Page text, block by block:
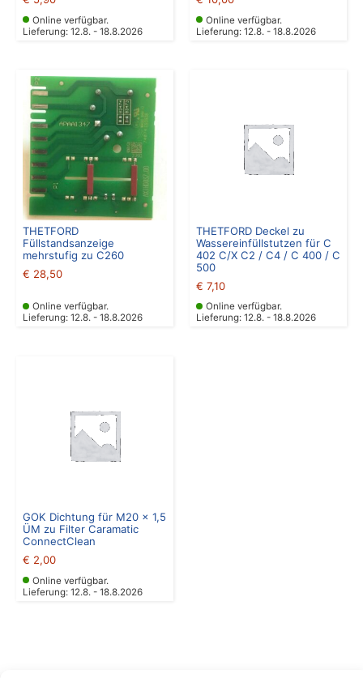
Online verfügbar.
Lieferung: 12.8. - 18.8.2026
Online verfügbar.
Lieferung: 12.8. - 18.8.2026
THETFORD
Füllstandsanzeige
mehrstufig zu C260
€ 28,50
Online verfügbar.
Lieferung: 12.8. - 18.8.2026
THETFORD Deckel zu
Wassereinfüllstutzen für C
402 C/X C2 / C4 / C 400 / C
500
€ 7,10
Online verfügbar.
Lieferung: 12.8. - 18.8.2026
GOK Dichtung für M20 x 1,5
ÜM zu Filter Caramatic
ConnectClean
€ 2,00
Online verfügbar.
Lieferung: 12.8. - 18.8.2026